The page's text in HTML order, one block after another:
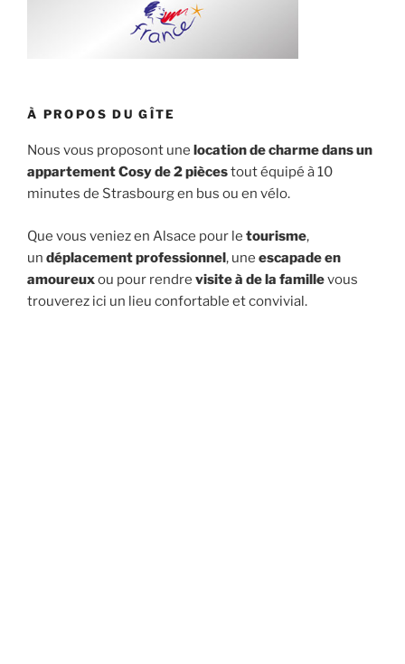
À PROPOS DU GÎTE
Nous vous proposont une location de charme dans un
appartement Cosy de 2 piècestout équipé à 10
minutes de Strasbourg en bus ou en vélo.
Que vous veniez en Alsace pour le tourisme,
un déplacement professionnel, une escapade en
amoureuxou pour rendre visite à de la famillevous
trouverez ici un lieu confortable et convivial.